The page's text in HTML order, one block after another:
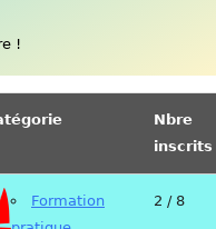
!
Nbre
inscrits
Formation
2 / 8